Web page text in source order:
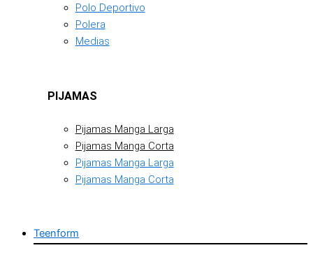
Polo Deportivo
Polera
Medias
PIJAMAS
Pijamas Manga Larga
Pijamas Manga Corta
Pijamas Manga Larga
Pijamas Manga Corta
Teenform